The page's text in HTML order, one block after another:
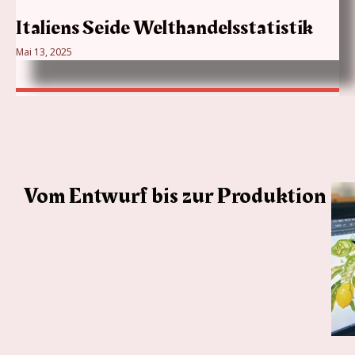
Italiens Seide Welthandelsstatistik
Mai 13, 2025
Vom Entwurf bis zur Produktion